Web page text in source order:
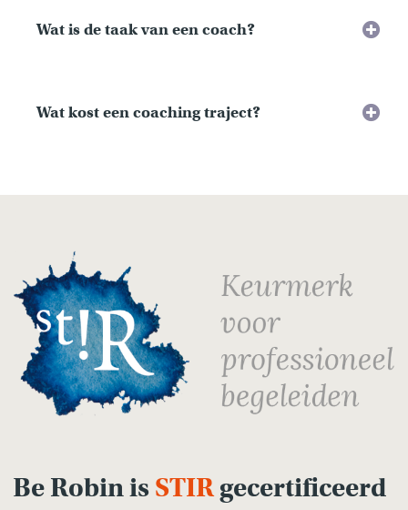
Wat is de taak van een coach?
Wat kost een coaching traject?
Be Robin is STIRgecertificeerd